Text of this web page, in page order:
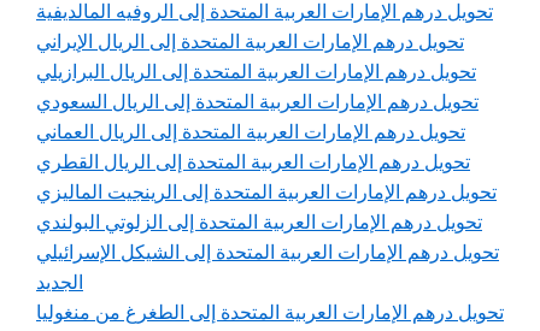
تحويل درهم الإمارات العربية المتحدة إلى الروفيه المالديفية
تحويل درهم الإمارات العربية المتحدة إلى الريال الإيراني
تحويل درهم الإمارات العربية المتحدة إلى الريال البرازيلي
تحويل درهم الإمارات العربية المتحدة إلى الريال السعودي
تحويل درهم الإمارات العربية المتحدة إلى الريال العماني
تحويل درهم الإمارات العربية المتحدة إلى الريال القطري
تحويل درهم الإمارات العربية المتحدة إلى الرينجيت الماليزي
تحويل درهم الإمارات العربية المتحدة إلى الزلوتي البولندي
تحويل درهم الإمارات العربية المتحدة إلى الشيكل الإسرائيلي
الجديد
تحويل درهم الإمارات العربية المتحدة إلى الطغرغ من منغوليا